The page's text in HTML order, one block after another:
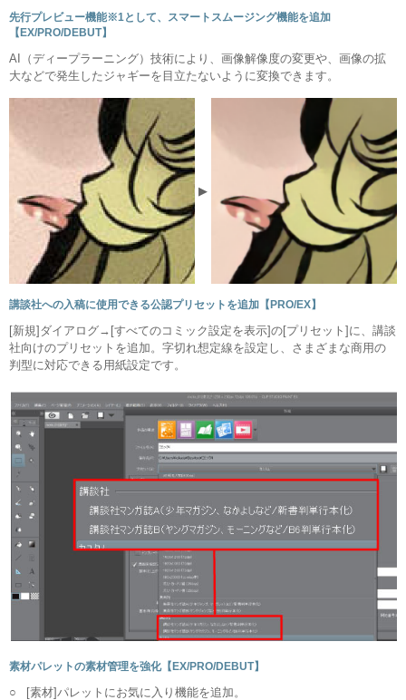
先行プレビュー機能※1として、スマートスムージング機能を追加
【EX/PRO/DEBUT】
AI（ディープラーニング）技術により、画像解像度の変更や、画像の拡
大などで発生したジャギーを目立たないように変換できます。
▶
講談社への入稿に使用できる公認プリセットを追加【PRO/EX】
[新規]ダイアログ→[すべてのコミック設定を表示]の[プリセット]に、講談
社向けのプリセットを追加。字切れ想定線を設定し、さまざまな商用の
判型に対応できる用紙設定です。
素材パレットの素材管理を強化【EX/PRO/DEBUT】
○
[素材]パレットにお気に入り機能を追加。